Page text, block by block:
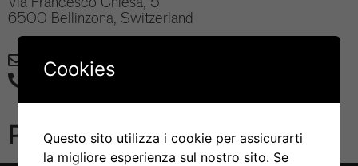
6500 Bellinzona, Switzerland
sara.maffei@irb.usi.ch
+41 58 666 7422
Pubblicazioni
Cookies
Questo sito utilizza i cookie per assicurarti
la migliore esperienza sul nostro sito. Se